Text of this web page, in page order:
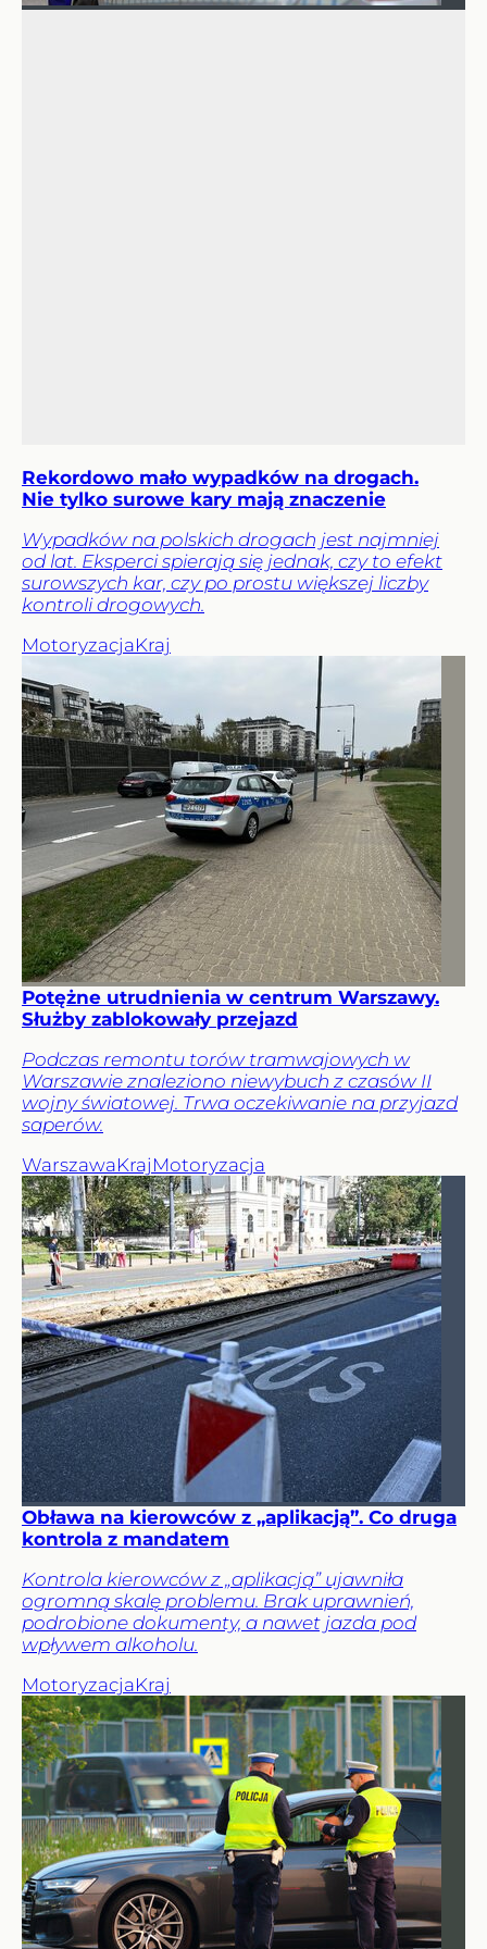
Rekordowo mało wypadków na drogach.
Nie tylko surowe kary mają znaczenie
Wypadków na polskich drogach jest najmniej
od lat. Eksperci spierają się jednak, czy to efekt
surowszych kar, czy po prostu większej liczby
kontroli drogowych.
MotoryzacjaKraj
Potężne utrudnienia w centrum Warszawy.
Służby zablokowały przejazd
Podczas remontu torów tramwajowych w
Warszawie znaleziono niewybuch z czasów II
wojny światowej. Trwa oczekiwanie na przyjazd
saperów.
WarszawaKraj Motoryzacja
Obława na kierowców z „aplikacją”. Co druga
kontrola z mandatem
Kontrola kierowców z „aplikacją” ujawniła
ogromną skalę problemu. Brak uprawnień,
podrobione dokumenty, a nawet jazda pod
wpływem alkoholu.
MotoryzacjaKraj